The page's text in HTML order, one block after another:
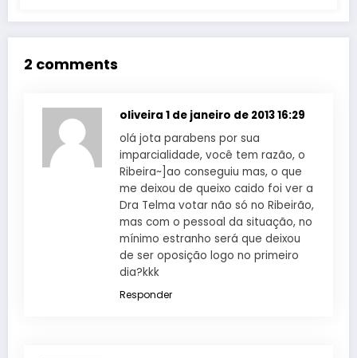
2 comments
oliveira 1 de janeiro de 2013 16:29
olá jota parabens por sua
imparcialidade, você tem razão, o
Ribeira~]ao conseguiu mas, o que
me deixou de queixo caido foi ver a
Dra Telma votar não só no Ribeirão,
mas com o pessoal da situação, no
mínimo estranho será que deixou
de ser oposição logo no primeiro
dia?kkk
Responder